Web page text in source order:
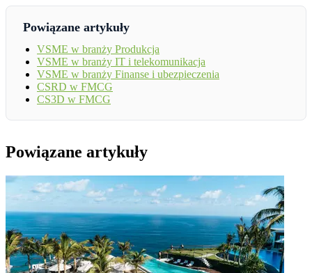
Powiązane artykuły
VSME w branży Produkcja
VSME w branży IT i telekomunikacja
VSME w branży Finanse i ubezpieczenia
CSRD w FMCG
CS3D w FMCG
Powiązane artykuły